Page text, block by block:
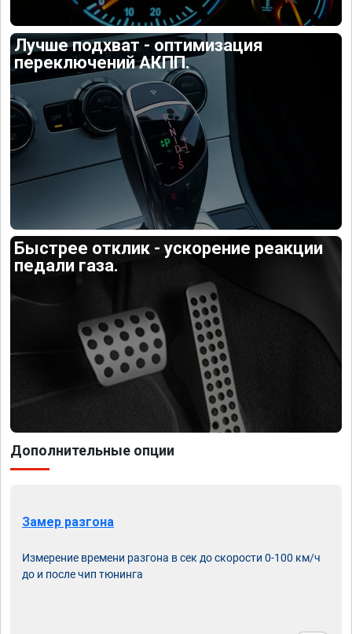
Лучше подхват - оптимизация
переключений АКПП.
Быстрее отклик - ускорение реакции
педали газа.
Дополнительные опции
Замер разгона
Измерение времени разгона в сек до скорости 0-100 км/ч
до и после чип тюнинга